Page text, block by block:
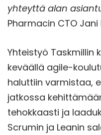
yhteyttä alan
Pharmacin CTO
Yhteistyö Taskmillin
keväällä agile-
haluttiin varmistaa,
jatkossa
tehokkaasti ja
Scrumin ja Leanin